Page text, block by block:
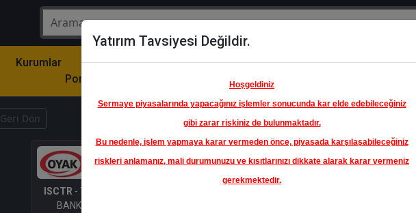
Kurumlar
Model
Portföy
Hisse
Öne
Çıkanlar
Raporlar Partnerlerimiz
Geri Dön
ISCTR - TÜRKİYE İŞ
BANKASI A.Ş.
Yatırım Tavsiyesi Değildir.
Hoşgeldiniz
Sermaye piyasalarında yapacağınız işlemler sonucunda kar elde edebileceğiniz
gibi zarar riskiniz de bulunmaktadır.
Bu nedenle, işlem yapmaya karar vermeden önce, piyasada karşılaşabileceğiniz
riskleri anlamanız, mali durumunuzu ve kısıtlarınızı dikkate alarak karar vermeniz
gerekmektedir.